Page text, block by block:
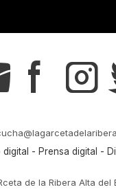
s t
digital - Prensa digital -
de la Ribera Alta del